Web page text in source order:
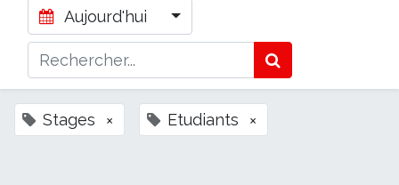
Aujourd'hui
Stages × Etudiants ×